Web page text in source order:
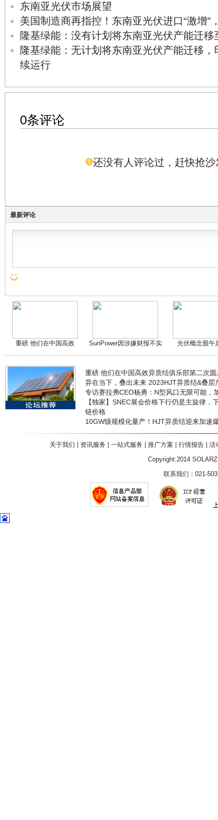
东南亚光伏市场展望
美国制造商再指控！东南亚光伏进口“激增”
隆基绿能：没有计划将东南亚光伏产能迁
隆基绿能：无计划将东南亚光伏产能迁移
续运行
0条评论
还没有人评论过，赶快抢沙
最新评论
重磅 他们在中国高效 SunPower因涉嫌财报不实 光伏概念股午
重磅 他们在中国高效异质结俱乐部第二次
异在当下，叠出未来 2023HJT异质结&叠层
专访赛拉弗CEO杨勇：N型风口无限可能，
【独家】SNEC展会价格下行仍是主旋律，
链价格
10GW级规模化量产！HJT异质结迎来加速
关于我们 资讯服务 一站式服务 推广方案 行情报告| 活
Copyright:2014
联系我们：021-